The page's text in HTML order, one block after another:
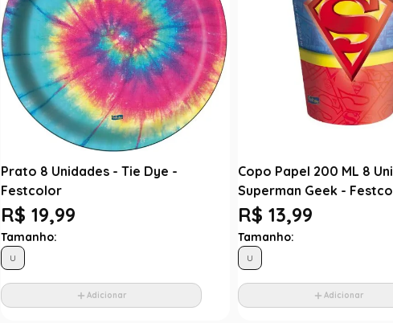
Prato 8 Unidades - Tie Dye -
Festcolor
R$ 19,99
Tamanho:
U
Adicionar
Copo Papel 200 ML 8
Superman Geek -
R$ 13,99
Tamanho:
U
Adicionar